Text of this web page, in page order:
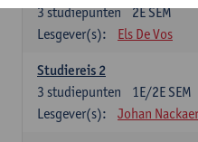
2E SEM
3studiepunten
Lesgever(s):
Els De Vos
Studiereis 2
1E/2E SEM
3 studiepunten
Lesgever(s):
Johan